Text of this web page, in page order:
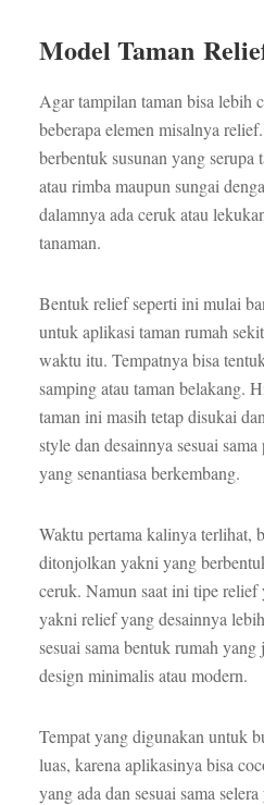
Model Taman
Agar tampilan taman bisa lebih
beberapa elemen misalnya
berbentuk susunan yang
atau rimba maupun sungai
dalamnya ada ceruk atau
tanaman.
Bentuk relief seperti ini mulai
untuk aplikasi taman rumah
waktu itu. Tempatnya bisa
samping atau taman belakang.
taman ini masih tetap disukai
style dan desainnya sesuai
yang senantiasa berkembang.
Waktu pertama kalinya terlihat,
ditonjolkan yakni yang
ceruk. Namun saat ini tipe relief
yakni relief yang desainnya
sesuai sama bentuk rumah
design minimalis atau modern.
Tempat yang digunakan untuk
luas, karena aplikasinya bisa
yang ada dan sesuai sama